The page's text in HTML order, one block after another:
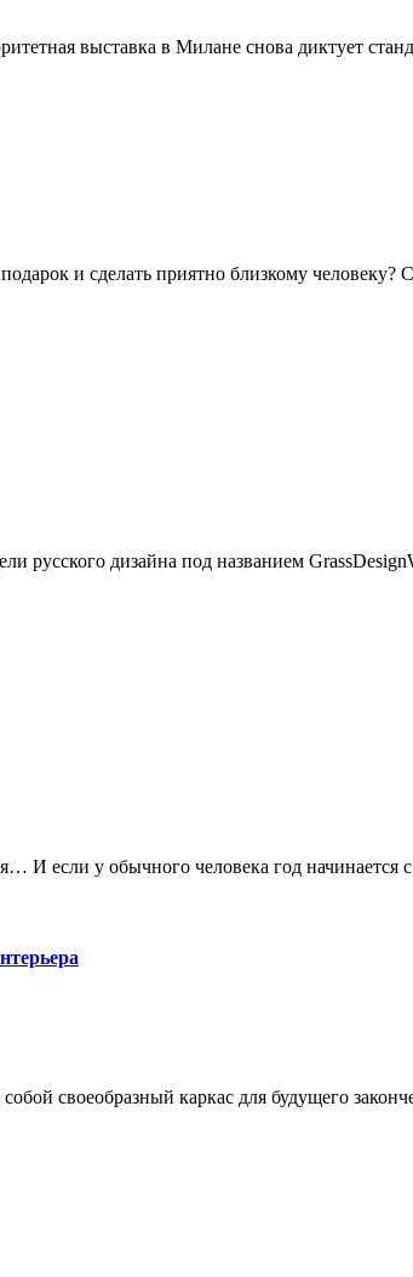
выставка в Милане снова диктует
и сделать приятно близкому человеку?
русского дизайна под названием
И если у обычного человека год начинается
своеобразный каркас для будущего